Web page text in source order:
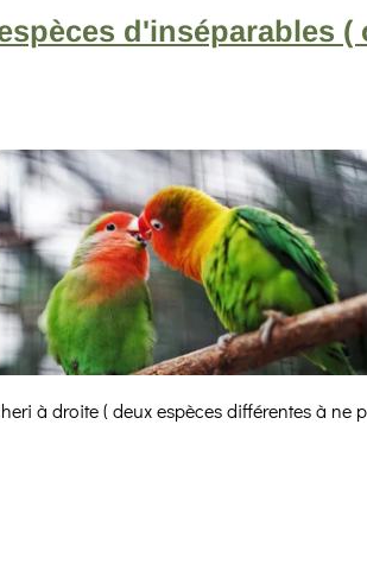
d'inséparables (
à droite ( deux espèces différentes à ne